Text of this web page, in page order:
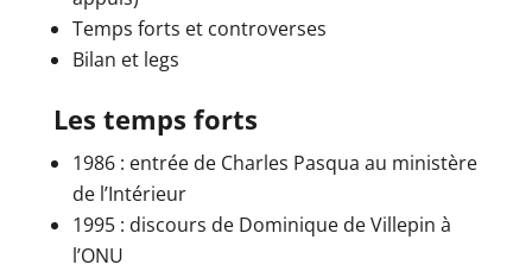
Temps forts et controverses
Bilan et legs
Les temps forts
1986 : entrée de Charles Pasqua au ministère
de l’Intérieur
1995 : discours de Dominique de Villepin à
l’ONU